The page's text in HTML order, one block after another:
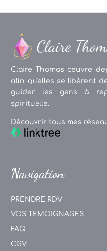
Claire Thomas oeuvre
afin qu'elles se libèrent
guider les gens à
spirituelle.
Découvrir tous mes
Navigation
PRENDRE RDV
VOS TEMOIGNAGES
FAQ
CGV